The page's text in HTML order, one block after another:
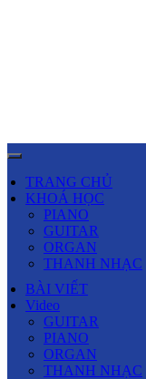
TRANG CHỦ
KHOÁ HỌC
PIANO
GUITAR
ORGAN
THANH NHẠC
BÀI VIẾT
Video
GUITAR
PIANO
ORGAN
THANH NHẠC